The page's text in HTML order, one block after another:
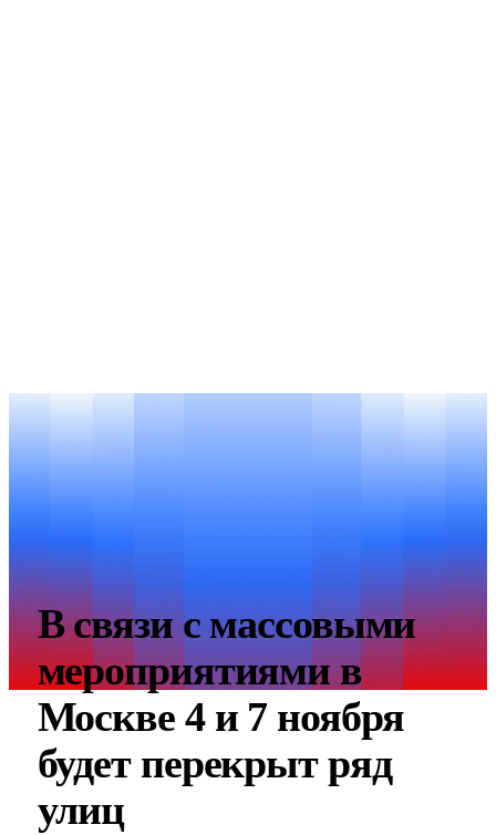
В связи с массовыми
мероприятиями в
Москве 4 и 7 ноября
будет перекрыт ряд
улиц